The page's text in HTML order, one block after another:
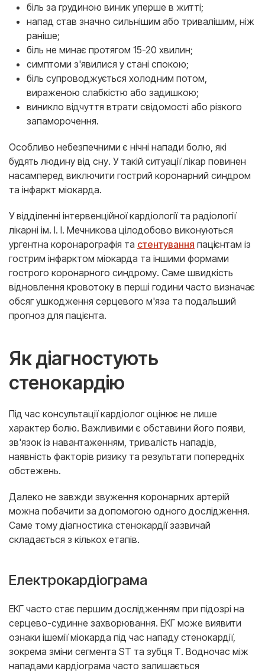
біль за грудиною виник уперше в житті;
напад став значно сильнішим або тривалішим, ніж
раніше;
біль не минає протягом 15-20 хвилин;
симптоми з'явилися у стані спокою;
біль супроводжується холодним потом,
вираженою слабкістю або задишкою;
виникло відчуття втрати свідомості або різкого
запаморочення.
Особливо небезпечними є нічні напади болю, які
будять людину від сну. У такій ситуації лікар повинен
насамперед виключити гострий коронарний синдром
та інфаркт міокарда.
У відділенні інтервенційної кардіології та радіології
лікарні ім. І. І. Мечникова цілодобово виконуються
ургентна коронарографія та стентування пацієнтам із
гострим інфарктом міокарда та іншими формами
гострого коронарного синдрому. Саме швидкість
відновлення кровотоку в перші години часто визначає
обсяг ушкодження серцевого м'яза та подальший
прогноз для пацієнта.
Як діагностують
стенокардію
Під час консультації кардіолог оцінює не лише
характер болю. Важливими є обставини його появи,
зв'язок із навантаженням, тривалість нападів,
наявність факторів ризику та результати попередніх
обстежень.
Далеко не завжди звуження коронарних артерій
можна побачити за допомогою одного дослідження.
Саме тому діагностика стенокардії зазвичай
складається з кількох етапів.
Електрокардіограма
ЕКГ часто стає першим дослідженням при підозрі на
серцево-судинне захворювання. ЕКГ може виявити
ознаки ішемії міокарда під час нападу стенокардії,
зокрема зміни сегмента ST та зубця Т. Водночас між
нападами кардіограма часто залишається